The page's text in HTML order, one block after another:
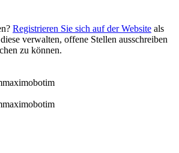
Registrieren Sie sich auf der Website als
verwalten, offene Stellen ausschreiben
zu können.
maximobotim
maximobotim